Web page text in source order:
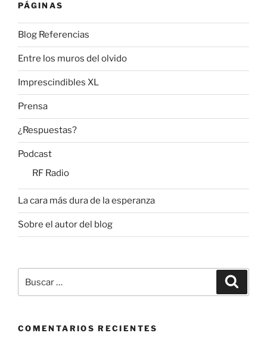
PÁGINAS
Blog Referencias
Entre los muros del olvido
Imprescindibles XL
Prensa
¿Respuestas?
Podcast
RF Radio
La cara más dura de la esperanza
Sobre el autor del blog
por:
COMENTARIOS RECIENTES